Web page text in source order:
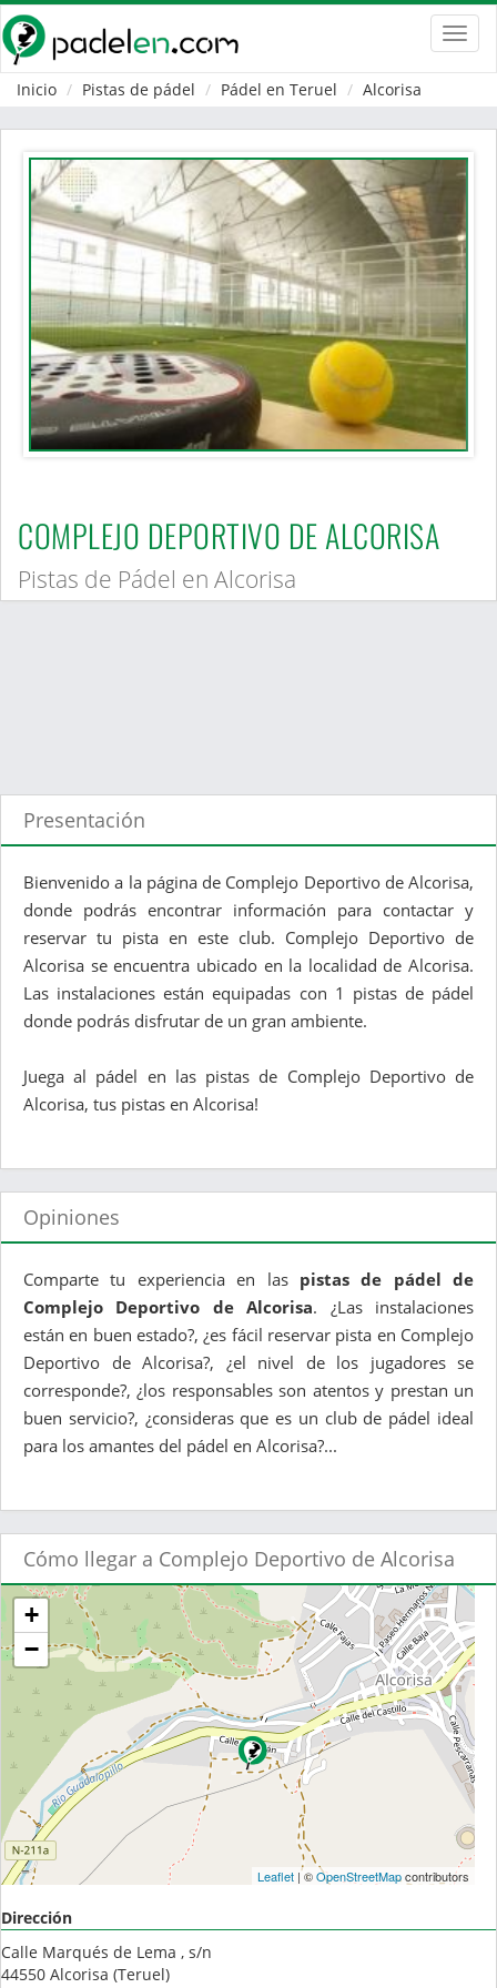
Inicio
Pistas de pádel Pádel en Teruel Alcorisa
COMPLEJO DEPORTIVO DE ALCORISA
Pistas de Pádel en Alcorisa
Presentación
Bienvenido a la página de Complejo Deportivo de Alcorisa,
donde podrás encontrar información para contactar y
reservar tu pista en este club. Complejo Deportivo de
Alcorisa se encuentra ubicado en la localidad de Alcorisa.
Las instalaciones están equipadas con 1 pistas de pádel
donde podrás disfrutar de un gran ambiente.
Juega al pádel en las pistas de Complejo Deportivo de
Alcorisa, tus pistas en Alcorisa!
Opiniones
Comparte tu experiencia en las pistas de pádel de
Complejo Deportivo de Alcorisa. ¿Las instalaciones
están en buen estado?, ¿es fácil reservar pista en Complejo
Deportivo de Alcorisa?, ¿el nivel de los jugadores se
corresponde?, ¿los responsables son atentos y prestan un
buen servicio?, ¿consideras que es un club de pádel ideal
para los amantes del pádel en Alcorisa?...
Cómo llegar a Complejo Deportivo de Alcorisa
+
−
Leaflet| ©OpenStreetMapcontributors
Dirección
Calle Marqués de Lema , s/n
44550 Alcorisa (Teruel)